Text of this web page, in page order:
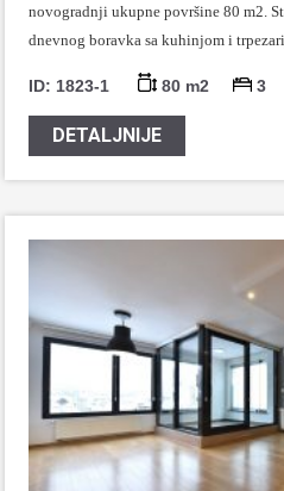
novogradnji ukupne površine 80 m2.
dnevnog boravka sa kuhinjom i
ID: 1823-1 80 m2 3
DETALJNIJE